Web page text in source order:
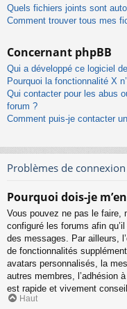
Quels fichiers joints sont
Comment trouver tous mes
Concernant phpBB
Qui a développé ce logiciel
Pourquoi la fonctionnalité X
Qui contacter pour les abus
forum ?
Comment puis-je contacter
Problèmes de
Pourquoi dois-je
Vous pouvez ne pas le faire,
configuré les forums afin
des messages. Par ailleurs,
de fonctionnalités
avatars personnalisés, la
autres membres, l’adhésion
est rapide et vivement
Haut